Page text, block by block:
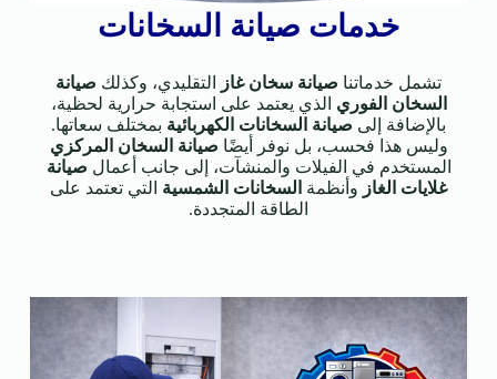
خدمات صيانة السخانات
تشمل خدماتنا صيانة سخان غاز التقليدي، وكذلك صيانة
السخان الفوري الذي يعتمد على استجابة حرارية لحظية،
بالإضافة إلى صيانة السخانات الكهربائية بمختلف سعاتها.
وليس هذا فحسب، بل نوفر أيضًا صيانة السخان المركزي
المستخدم في الفيلات والمنشآت، إلى جانب أعمال صيانة
غلايات الغاز وأنظمة السخانات الشمسية التي تعتمد على
الطاقة المتجددة.